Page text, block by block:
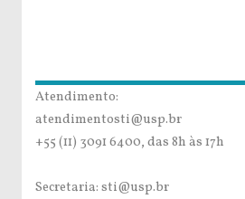
Atendimento:
atendimentosti@usp.br
+55 (11) 3091 6400, das 8h às 17h
Secretaria: sti@usp.br